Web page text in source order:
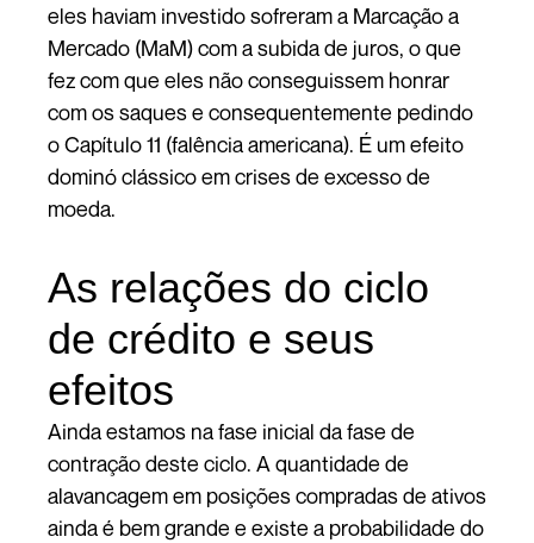
eles haviam investido sofreram a Marcação a
Mercado (MaM) com a subida de juros, o que
fez com que eles não conseguissem honrar
com os saques e consequentemente pedindo
o Capítulo 11 (falência americana). É um efeito
dominó clássico em crises de excesso de
moeda.
As relações do ciclo
de crédito e seus
efeitos
Ainda estamos na fase inicial da fase de
contração deste ciclo. A quantidade de
alavancagem em posições compradas de ativos
ainda é bem grande e existe a probabilidade do